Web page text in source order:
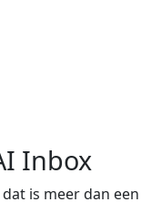
Inbox
is meer dan een